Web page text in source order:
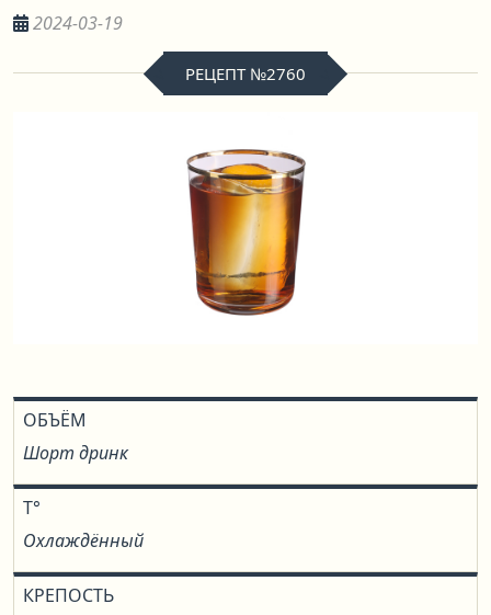
2024-03-19
РЕЦЕПТ №2760
ОБЪЁМ
Шорт дринк
T°
Охлаждённый
КРЕПОСТЬ